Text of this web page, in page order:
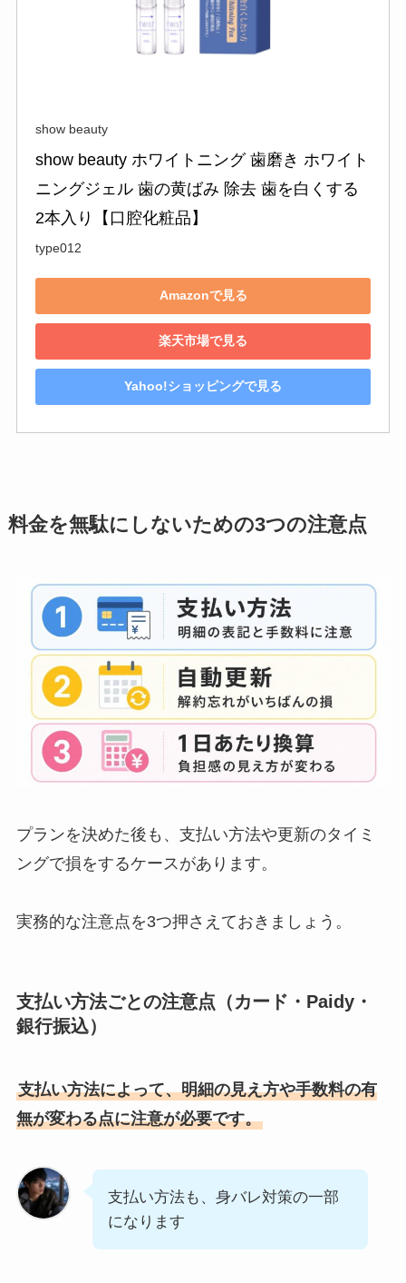
show beauty
show beauty ホワイトニング 歯磨き ホワイト
ニングジェル 歯の黄ばみ 除去 歯を白くする
2本入り【口腔化粧品】
type012
Amazonで見る
楽天市場で見る
Yahoo!ショッピングで見る
料金を無駄にしないための3つの注意点
プランを決めた後も、支払い方法や更新のタイミ
ングで損をするケースがあります。
実務的な注意点を3つ押さえておきましょう。
支払い方法ごとの注意点（カード・Paidy・
銀行振込）
支払い方法によって、明細の見え方や手数料の有
無が変わる点に注意が必要です。
支払い方法も、身バレ対策の一部
になります